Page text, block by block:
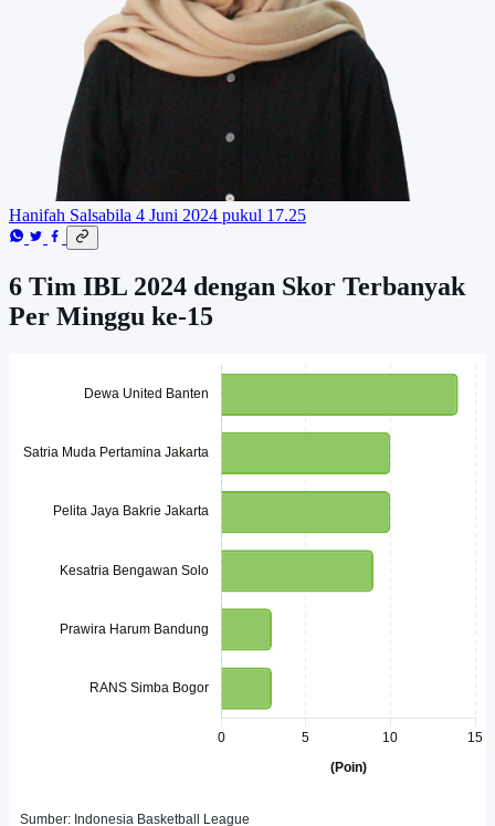
Hanifah Salsabila 4 Juni 2024 pukul 17.25
6 Tim IBL 2024 dengan Skor Terbanyak
Per Minggu ke-15